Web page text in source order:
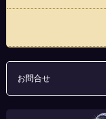
お問合せ